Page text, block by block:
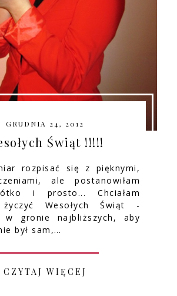
GRUDNIA 24, 2012
Świąt !!!!!
rozpisać się z pięknymi,
ale postanowiłam
i prosto... Chciałam
życzyć Wesołych Świąt -
w gronie najbliższych, aby
był sam,…
CZYTAJ WIĘCEJ